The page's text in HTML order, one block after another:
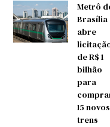
Metrô
Brasília
abre
de R$ 1
bilhão
para
15 novos
trens